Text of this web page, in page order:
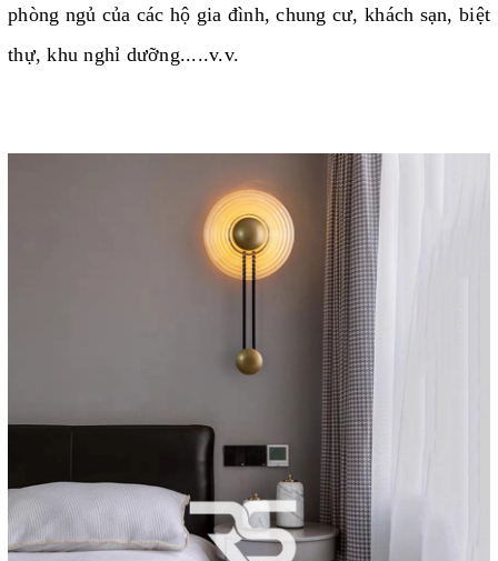
phòng ngủ của các hộ gia đình, chung cư, khách sạn, biệt
thự, khu nghỉ dưỡng.....v.v.